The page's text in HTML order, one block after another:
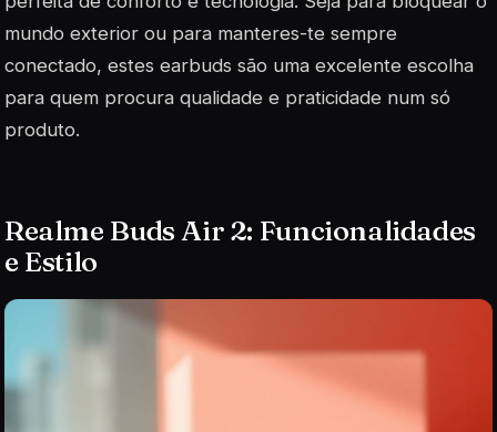
mundo exterior ou para manteres-te sempre
conectado, estes earbuds são uma excelente escolha
para quem procura qualidade e praticidade num só
produto.
Realme Buds Air 2: Funcionalidades
e Estilo